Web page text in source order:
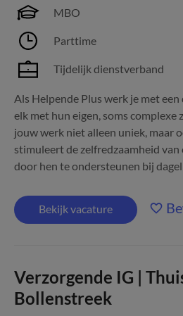
MBO
Parttime
Tijdelijk dienstverband
Als Helpende Plus werk je met
elk met hun eigen, soms complexe
jouw werk niet alleen uniek, maar
stimuleert de zelfredzaamheid
door hen te ondersteunen bij
Bekijk vacature
Verzorgende IG |
Bollenstreek